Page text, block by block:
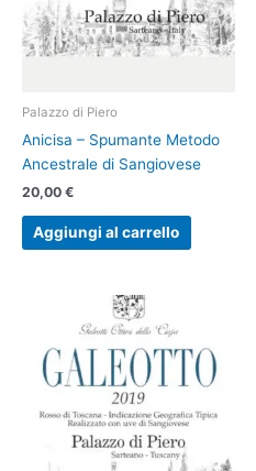
Palazzo di Piero
Anicisa – Spumante Metodo
Ancestrale di Sangiovese
20,00 €
Aggiungi al carrello